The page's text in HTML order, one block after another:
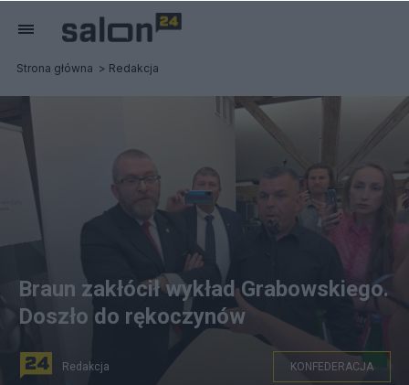
Strona główna Redakcja
Braun zakłócił wykład Grabowskiego.
Doszło do rękoczynów
Redakcja KONFEDERACJA